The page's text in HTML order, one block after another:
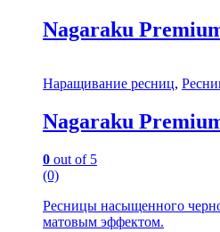
Nagaraku
Наращивание ресниц,
Nagaraku
0 out of 5
(0)
Ресницы насыщенного
матовым эффектом.